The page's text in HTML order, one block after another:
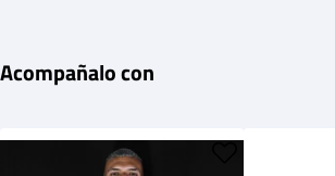
Acompañalo con